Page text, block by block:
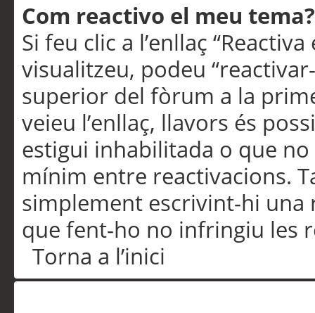
Com reactivo el meu tema?
Si feu clic a l’enllaç
visualitzeu, podeu
superior del fòrum a la
veieu l’enllaç, llavors és
estigui inhabilitada o que
mínim entre reactivacions.
simplement escrivint-hi una
que fent-ho no infringiu les
Torna a l’inici